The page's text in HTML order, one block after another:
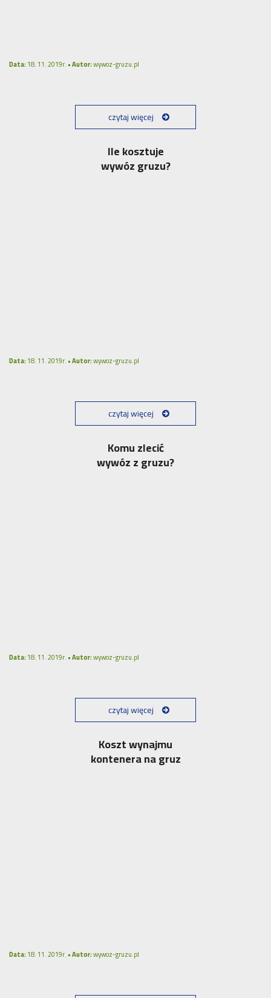
Data:18. 11. 2019r. •Autor:wywoz-gruzu.pl
czytaj więcej
Ile kosztuje
wywóz gruzu?
Data:18. 11. 2019r. •Autor:wywoz-gruzu.pl
czytaj więcej
Komu zlecić
wywóz z gruzu?
Data:18. 11. 2019r. •Autor:wywoz-gruzu.pl
czytaj więcej
Koszt wynajmu
kontenera na gruz
Data:18. 11. 2019r. •Autor:wywoz-gruzu.pl